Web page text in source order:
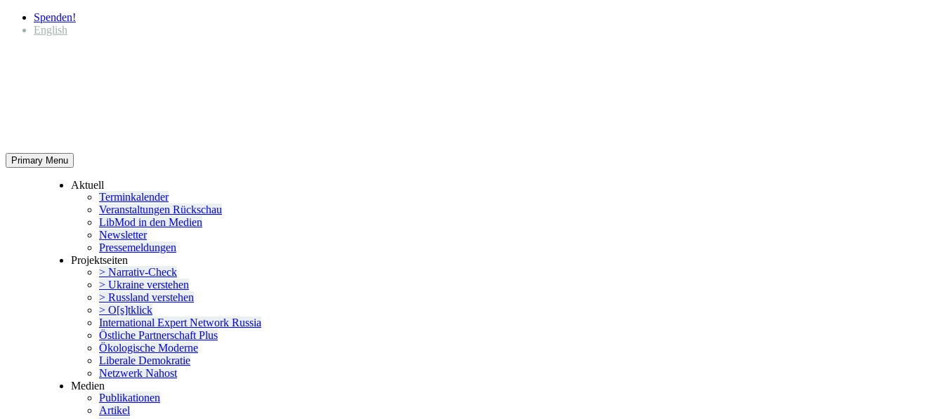
Spenden!
English
Primary Menu
Aktuell
Termin­ka­lender
Veran­stal­tungen Rückschau
LibMod in den Medien
Newsletter
Presse­mel­dungen
Projekt­seiten
> Narrativ-Check
> Ukraine verstehen
> Russland verstehen
> O[s]tklick
Inter­na­tional Expert Network Russia
Östliche Partner­schaft Plus
Ökolo­gische Moderne
Liberale Demokratie
Netzwerk Nahost
Medien
Publi­ka­tionen
Artikel